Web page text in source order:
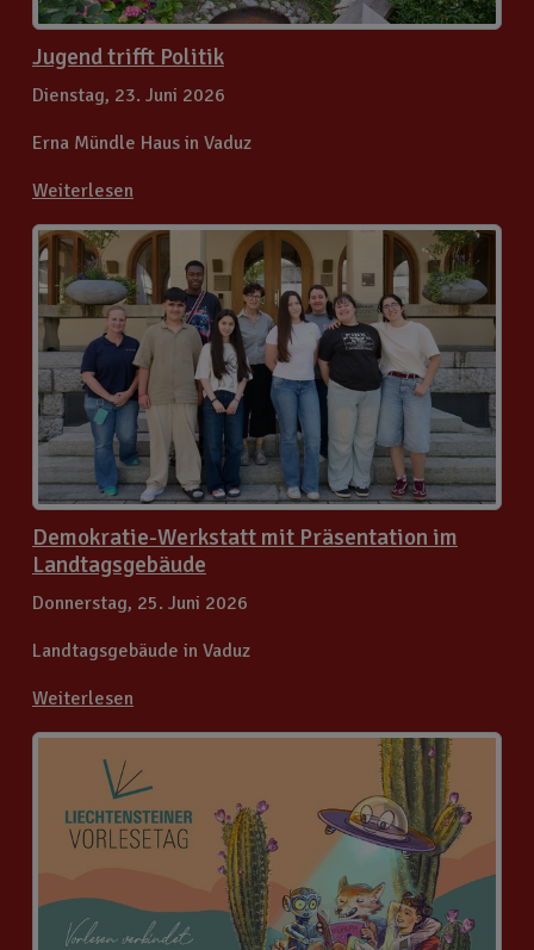
Jugend trifft Politik
Dienstag, 23. Juni 2026
Erna Mündle Haus in Vaduz
Weiterlesen
Demokratie-Werkstatt mit Präsentation im
Landtagsgebäude
Donnerstag, 25. Juni 2026
Landtagsgebäude in Vaduz
Weiterlesen